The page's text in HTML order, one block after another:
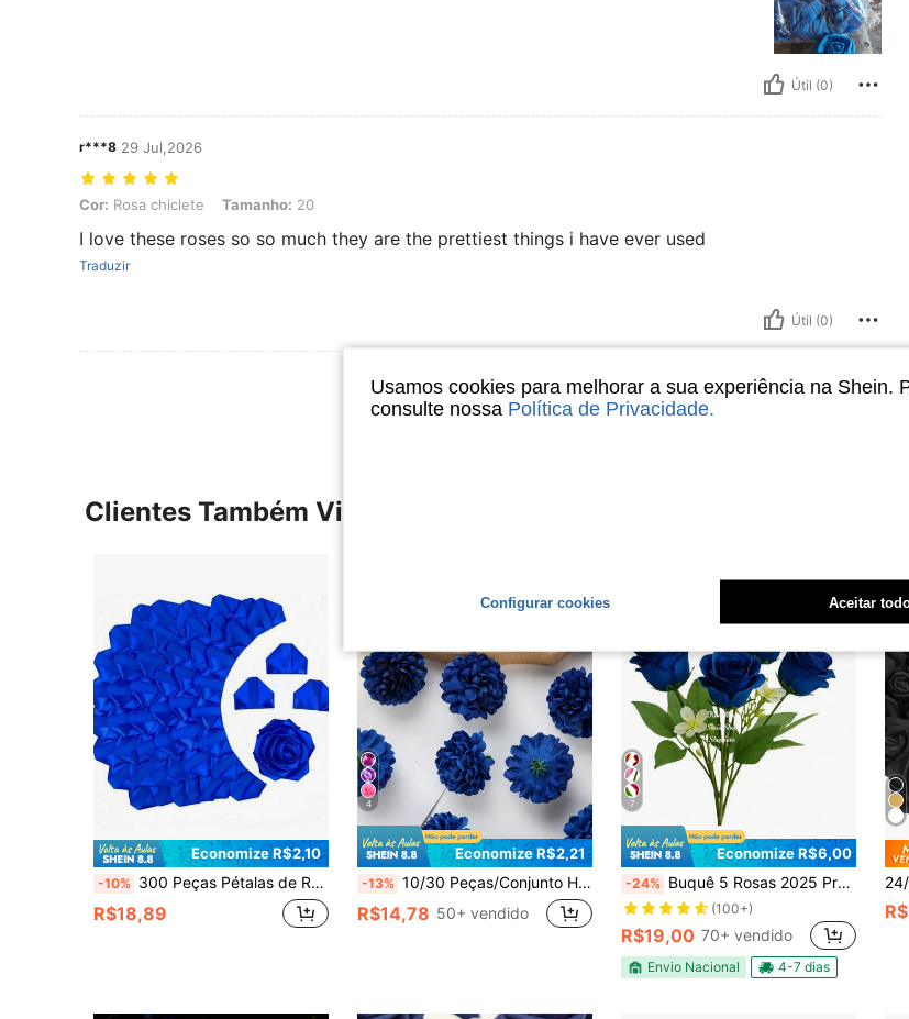
Útil (0)
r***8 29 Jul,2026
Cor: Rosa chiclete, Tamanho: 20
Cor: Rosa chiclete Tamanho: 20
I love these roses so so much they are the prettiest things i have ever used
Traduzir
Útil (0)
Ver Mais Avaliações
Clientes Também Visitaram
Economize R$2,10
-10% 300 Peças Pétalas de Rosa de Cetim Pré-Feitas Semiacabadas, Para Buquê de Flores Eternas DIY, Floral Eterno, Pétalas de Rosa Azul Encantadoras, Pétalas de Cetim para Flores Artificiais, Decoração de Quarto, Buquê de Noiva, Presente de Aniversário, Presente do Dia dos Namorados
R$18,89
4
Economize R$2,21
-13% 10/30 Peças/Conjunto Hortênsia Artificial, Bola de Ping Pong, Flores de Crisântemo para Caixa de Presente DIY, Guirlanda, Decoração Doméstica, Decoração de Casamento, Corsage de Pulso para Noiva e Dama de Honra, Boutonnière (O Tamanho Real é Aproximadamente 1/4 de uma Palma Devido a Diferenças de Iluminação e Exibição)
R$14,78 50+ vendido
7
Economize R$6,00
-24% Buquê 5 Rosas 2025 Premium | 28cm de Elegância | Cores Intensas Para Decoração Arranjos Decorativos
(100+)
R$19,00 70+ vendido
Envio Nacional 4-7 dias
Usamos cookies para melhorar a sua experiência na Shein.
consulte nossa Política de Privacidade.
Configurar cookies Aceitar